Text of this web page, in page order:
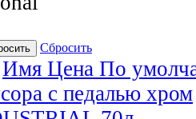
Сбросить
Имя Цена По